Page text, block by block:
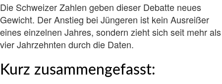
Die Schweizer Zahlen geben dieser Debatte neues
Gewicht. Der Anstieg bei Jüngeren ist kein Ausreißer
eines einzelnen Jahres, sondern zieht sich seit mehr als
vier Jahrzehnten durch die Daten.
Kurz zusammengefasst: